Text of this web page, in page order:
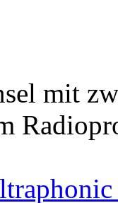
mit